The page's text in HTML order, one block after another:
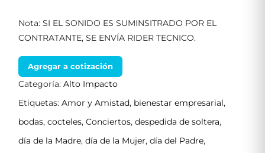
Nota: SI EL SONIDO ES SUMINSITRADO POR EL
CONTRATANTE, SE ENVÍA RIDER TECNICO.
Agregar a cotización
Categoría: Alto Impacto
Etiquetas: Amor y Amistad, bienestar empresarial,
bodas, cocteles, Conciertos, despedida de soltera,
día de la Madre, día de la Mujer, día del Padre,